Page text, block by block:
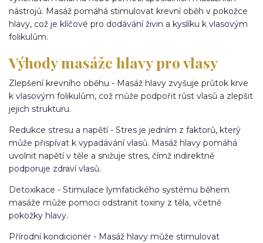
nástrojů. Masáž pomáhá stimulovat krevní oběh v pokožce
hlavy, což je klíčové pro dodávání živin a kyslíku k vlasovým
folikulům.
Výhody masáže hlavy pro vlasy
Zlepšení krevního oběhu - Masáž hlavy zvyšuje průtok krve
k vlasovým folikulům, což může podpořit růst vlasů a zlepšit
jejich strukturu.
Redukce stresu a napětí - Stres je jedním z faktorů, který
může přispívat k vypadávání vlasů. Masáž hlavy pomáhá
uvolnit napětí v těle a snižuje stres, čímž indirektně
podporuje zdraví vlasů.
Detoxikace - Stimulace lymfatického systému během
masáže může pomoci odstranit toxiny z těla, včetně
pokožky hlavy.
Přírodní kondicionér - Masáž hlavy může stimulovat